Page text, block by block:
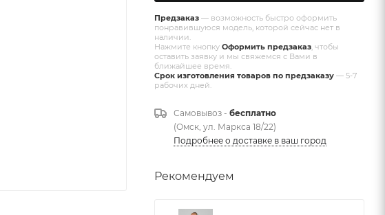
Предзаказ — возможность быстро оформить
понравившуюся модель, которой сейчас нет в
наличии.
Нажмите кнопку Оформить предзаказ , чтобы
оставить заявку и мы свяжемся с Вами в
ближайшее время.
Срок изготовления товаров по предзаказу — 5-7
рабочих дней.
Самовывоз - бесплатно
(Омск, ул. Маркса 18/22)
Подробнее о доставке в ваш город
Рекомендуем